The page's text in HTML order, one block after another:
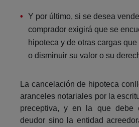
Y por último, si se desea
comprador exigirá que se
hipoteca y de otras cargas
o disminuir su valor o su
La cancelación de hipoteca
aranceles notariales por la
preceptiva, y en la que debe
deudor sino la entidad